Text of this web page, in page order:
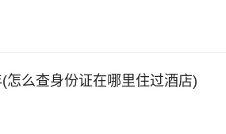
怎么查身份证在哪里住过酒店)